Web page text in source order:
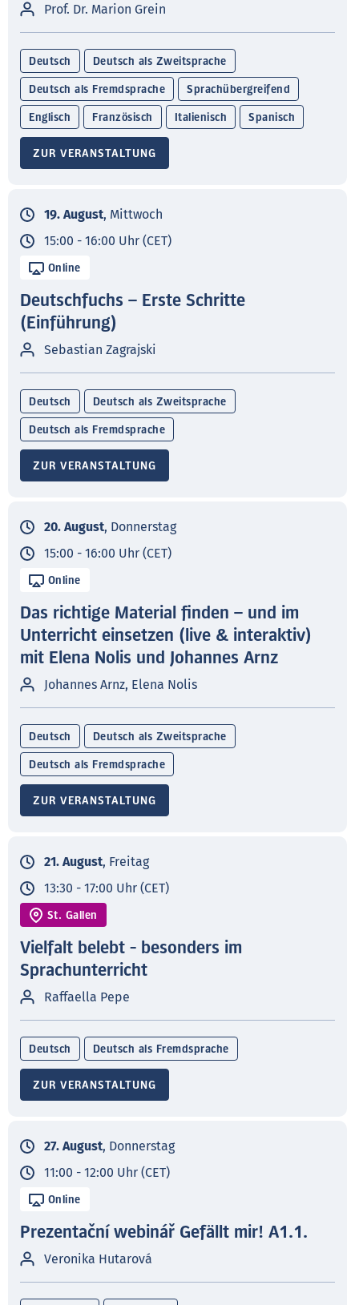
Prof. Dr. Marion Grein
Deutsch Deutsch als Zweitsprache
Deutsch als Fremdsprache Sprachübergreifend
Englisch Französisch Italienisch Spanisch
ZUR VERANSTALTUNG
19. August, Mittwoch
15:00 - 16:00 Uhr (CET)
Online
Deutschfuchs – Erste Schritte
(Einführung)
Sebastian Zagrajski
Deutsch Deutsch als Zweitsprache
Deutsch als Fremdsprache
ZUR VERANSTALTUNG
20. August, Donnerstag
15:00 - 16:00 Uhr (CET)
Online
Das richtige Material finden – und im
Unterricht einsetzen (live & interaktiv)
mit Elena Nolis und Johannes Arnz
Johannes Arnz, Elena Nolis
Deutsch Deutsch als Zweitsprache
Deutsch als Fremdsprache
ZUR VERANSTALTUNG
21. August, Freitag
13:30 - 17:00 Uhr (CET)
St. Gallen
Vielfalt belebt - besonders im
Sprachunterricht
Raffaella Pepe
Deutsch Deutsch als Fremdsprache
ZUR VERANSTALTUNG
27. August, Donnerstag
11:00 - 12:00 Uhr (CET)
Online
Prezentační webinář Gefällt mir! A1.1.
Veronika Hutarová